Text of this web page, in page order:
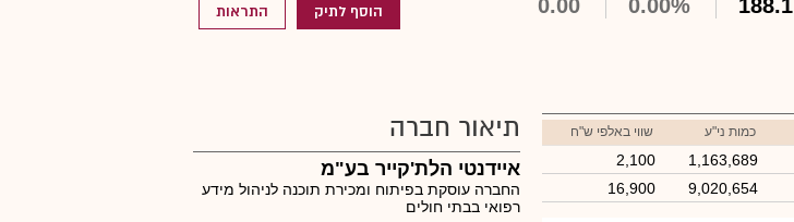
188.1
0.00%
0.00 הוסף לתיק התראות
כמות ני"ע שווי באלפי ש"ח
1,163,689
2,100
9,020,654
16,900
תיאור חברה
איידנטי הלת'קייר בע"מ
החברה עוסקת בפיתוח ומכירת תוכנה לניהול מידע
רפואי בבתי חולים